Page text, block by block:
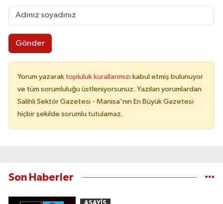
Gönder
Yorum yazarak topluluk kurallarımızı kabul etmiş bulunuyor
ve tüm sorumluluğu üstleniyorsunuz. Yazılan yorumlardan
Salihli Sektör Gazetesi - Manisa'nın En Büyük Gazetesi
hiçbir şekilde sorumlu tutulamaz.
Son Haberler